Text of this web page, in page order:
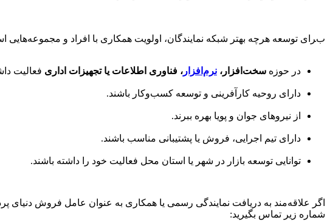
برای توسعه هرچه بهتر شبکه نمایندگان، اولویت همکاری با افراد و مجموعه‌هایی
در حوزه سخت‌افزار، نرم‌افزار ، فناوری اطلاعات یا تجهیزات اداری فعالیت
دارای روحیه کارآفرینی و توسعه کسب‌وکار باشند.
از نیروهای جوان و پویا بهره ببرند.
دارای تیم اجرایی، فروش یا پشتیبانی مناسب باشند.
توانایی توسعه بازار در شهر یا استان محل فعالیت خود را داشته باشند.
اگر علاقه‌مند به دریافت نمایندگی رسمی یا همکاری به عنوان عامل فروش
شماره زیر تماس بگیرید: